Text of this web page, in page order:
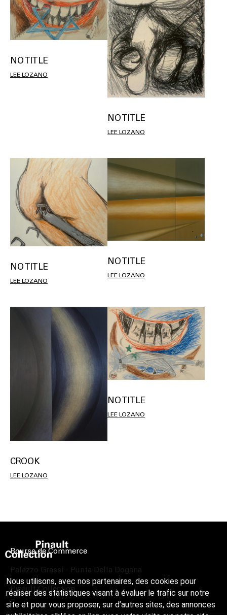
NO TITLE
LEE LOZANO
NO TITLE
LEE LOZANO
NO TITLE
LEE LOZANO
NO TITLE
LEE LOZANO
CROOK
LEE LOZANO
NO TITLE
LEE LOZANO
Bourse de Commerce
Palazzo Grassi - Punta Della Dogana
Pinault Collection
Nous utilisons, avec nos partenaires, des cookies pour
réaliser des statistiques visant à évaluer le trafic sur notre
site et pour vous proposer, sur d’autres sites, des annonces